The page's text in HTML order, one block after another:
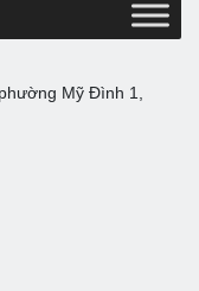
Mỹ Đình 1,